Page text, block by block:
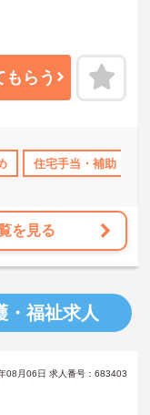
～秋入職可 ボーナス
て頂けます。
もらう
住宅手当・補助
を見る
・福祉求人
08月06日 求人番号：683403